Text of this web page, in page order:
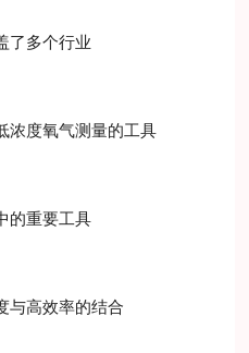
了多个行业
浓度氧气测量的工具
的重要工具
与高效率的结合